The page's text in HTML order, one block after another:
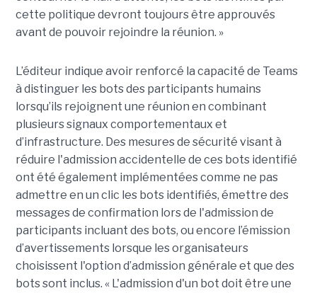
cette politique devront toujours être approuvés
avant de pouvoir rejoindre la réunion. »
L’éditeur indique avoir renforcé la capacité de Teams
à distinguer les bots des participants humains
lorsqu’ils rejoignent une réunion en combinant
plusieurs signaux comportementaux et
d’infrastructure. Des mesures de sécurité visant à
réduire l'admission accidentelle de ces bots identifié
ont été également implémentées comme ne pas
admettre en un clic les bots identifiés, émettre des
messages de confirmation lors de l'admission de
participants incluant des bots, ou encore l’émission
d’avertissements lorsque les organisateurs
choisissent l'option d’admission générale et que des
bots sont inclus. « L'admission d'un bot doit être une